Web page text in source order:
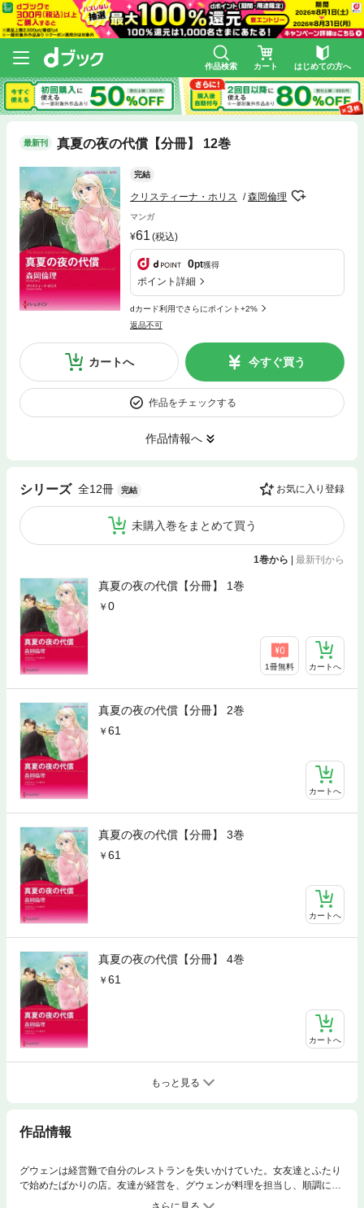
作品検索 カート はじめての方へ
最新刊 真夏の夜の代償【分冊】 12巻
完結
クリスティーナ・ホリス 森岡倫理
マンガ
61 (税込)
0pt獲得
ポイント詳細
dカード利用でさらにポイント+2%
返品不可
カートへ 今すぐ買う
作品をチェックする
作品情報へ
シリーズ 全12冊 完結 お気に入り登録
未購入巻をまとめて買う
1巻から 最新刊から
真夏の夜の代償【分冊】 1巻
0
1冊無料 カートへ
真夏の夜の代償【分冊】 2巻
61
カートへ
真夏の夜の代償【分冊】 3巻
61
カートへ
真夏の夜の代償【分冊】 4巻
61
カートへ
もっと見る
作品情報
グウェンは経営難で自分のレストランを失いかけていた。女友達とふたり
で始めたばかりの店。友達が経営を、グウェンが料理を担当し、順調に客
足も伸びていたのに、突然友達が姿を消したのだ。不安を抱えたある晩、